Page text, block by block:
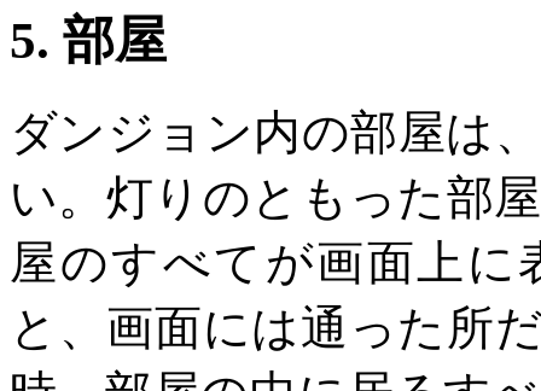
5. 部屋
ダンジョン内の部屋は
い。灯りのともった部
屋のすべてが画面上に
と、画面には通った所